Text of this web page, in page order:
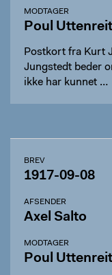
MODTAGER
Poul
Postkort fra Kurt
Jungstedt beder
ikke har kunnet …
BREV
1917-09-08
AFSENDER
Axel Salto
MODTAGER
Poul